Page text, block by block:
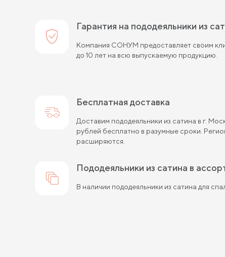
Гарантия на пододеяльники из
Компания СОНУМ предоставляет своим
до 10 лет на всю выпускаемую продукцию.
Бесплатная доставка
Доставим пододеяльники из сатина в г.
рублей бесплатно в разумные сроки.
расширяются.
пододеяльники из сатина в
В наличии пододеяльники из сатина для